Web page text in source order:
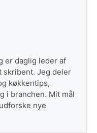
er daglig leder af
skribent. Jeg deler
køkkentips,
i branchen. Mit mål
nye